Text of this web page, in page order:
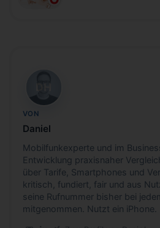
DH
VON
Daniel
Mobilfunkexperte und im
Entwicklung praxisnaher
über Tarife, Smartphones und
kritisch, fundiert, fair und aus
seine Rufnummer bisher bei
mitgenommen. Nutzt ein iPhone.